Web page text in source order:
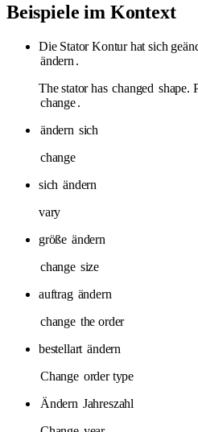
Beispiele im Kontext
Die Stator Kontur hat sich
ändern .
The stator has changed shape.
change.
ändern sich
change
sich ändern
vary
größe ändern
change size
auftrag ändern
change the order
bestellart ändern
Change order type
Ändern Jahreszahl